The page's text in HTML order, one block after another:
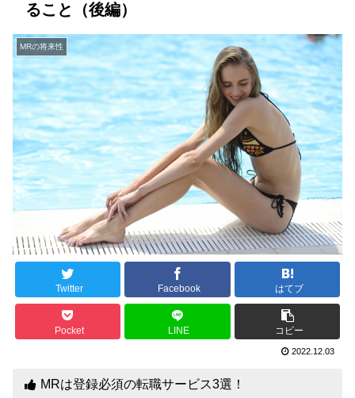
ること（後編）
MRの将来性
Twitter Facebook はてブ
Pocket LINE コピー
2022.12.03
MRは登録必須の転職サービス3選！